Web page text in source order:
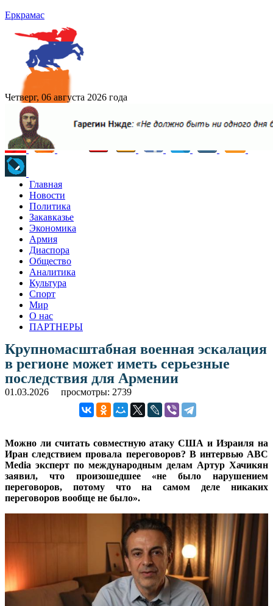
Еркрамас
Четверг, 06 августа 2026 года
Главная
Новости
Политика
Закавказье
Экономика
Армия
Диаспора
Общество
Аналитика
Культура
Спорт
Мир
О нас
ПАРТНЕРЫ
Крупномасштабная военная эскалация
в регионе может иметь серьезные
последствия для Армении
01.03.2026 просмотры: 2739
Можно ли считать совместную атаку США и Израиля на
Иран следствием провала переговоров? В интервью ABC
Media эксперт по международным делам Артур Хачикян
заявил, что произошедшее «не было нарушением
переговоров, потому что на самом деле никаких
переговоров вообще не было».